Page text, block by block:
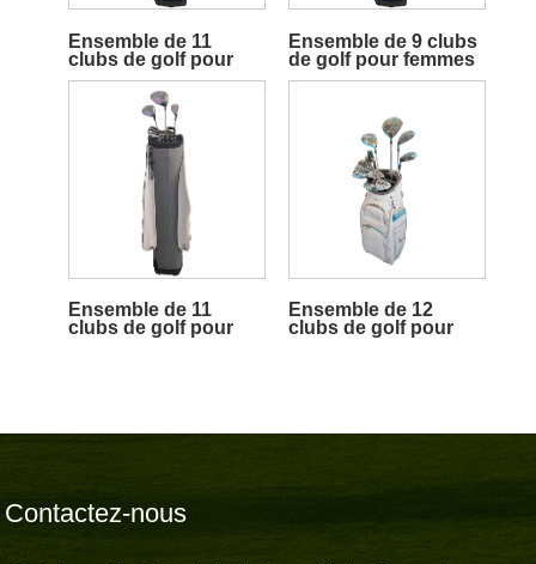
Ensemble de 11
clubs de golf pour
femmes
Ensemble de 9 clubs
de golf pour femmes
Ensemble de 11
clubs de golf pour
Ensemble de 12
clubs de golf pour
Contactez-nous